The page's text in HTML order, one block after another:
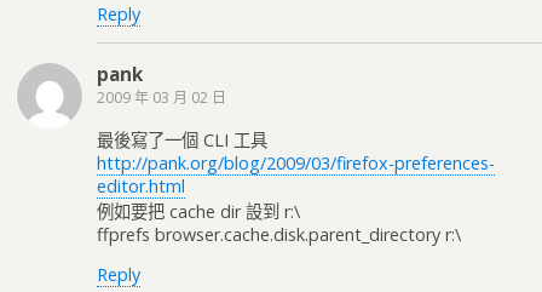
Reply
pank
2009 年 03 月 02 日
最後寫了一個 CLI 工具
http://pank.org/blog/2009/03/firefox-preferences-
editor.html
例如要把 cache dir 設到 r:\
ffprefs browser.cache.disk.parent_directory r:\
Reply